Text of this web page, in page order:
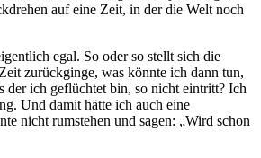
auf eine Zeit, in der die Welt noch
egal. So oder so stellt sich die
zurückginge, was könnte ich dann tun,
der ich geflüchtet bin, so nicht eintritt? Ich
Und damit hätte ich auch eine
nicht rumstehen und sagen: „Wird schon